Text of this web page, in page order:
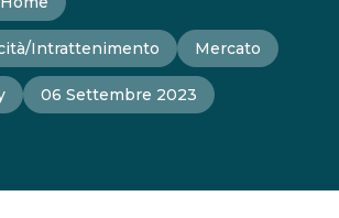
Intrattenimento Mercato
06 Settembre 2023